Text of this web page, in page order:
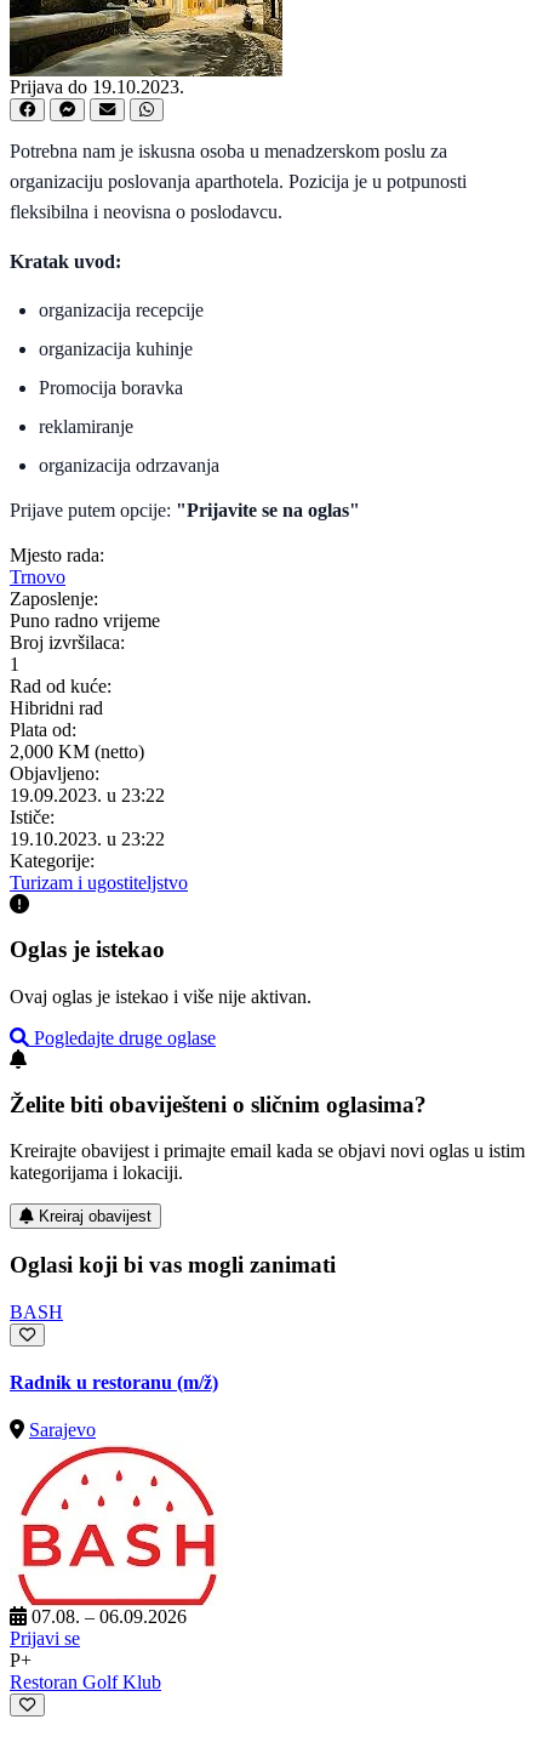
Prijava do 19.10.2023.
Potrebna nam je iskusna osoba u menadzerskom poslu za
organizaciju poslovanja aparthotela. Pozicija je u potpunosti
fleksibilna i neovisna o poslodavcu.
Kratak uvod:
organizacija recepcije
organizacija kuhinje
Promocija boravka
reklamiranje
organizacija odrzavanja
Prijave putem opcije: "Prijavite se na oglas"
Mjesto rada:
Trnovo
Zaposlenje:
Puno radno vrijeme
Broj izvršilaca:
1
Rad od kuće:
Hibridni rad
Plata od:
2,000 KM (netto)
Objavljeno:
19.09.2023. u 23:22
Ističe:
19.10.2023. u 23:22
Kategorije:
Turizam i ugostiteljstvo
Oglas je istekao
Ovaj oglas je istekao i više nije aktivan.
Pogledajte druge oglase
Želite biti obaviješteni o sličnim oglasima?
Kreirajte obavijest i primajte email kada se objavi novi oglas u istim
kategorijama i lokaciji.
Kreiraj obavijest
Oglasi koji bi vas mogli zanimati
BASH
Radnik u restoranu (m/ž)
Sarajevo
07.08. – 06.09.2026
Prijavi se
P+
Restoran Golf Klub